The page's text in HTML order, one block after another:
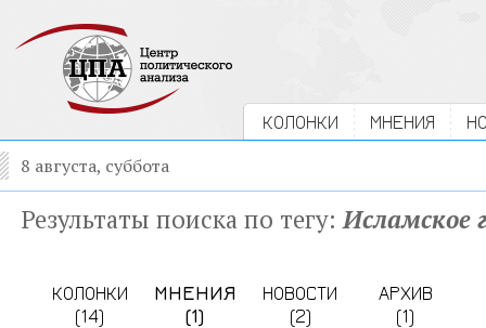
КОЛОНКИ МНЕНИЯ
8 августа, суббота
Результаты поиска по тегу:Исламское
КОЛОНКИ
(14)
МНЕНИЯ
(1)
НОВОСТИ
(2)
АРХИВ
(1)